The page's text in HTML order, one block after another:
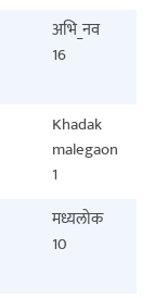
अभि_नव
16
Khadak
malegaon
1
मध्यलोक
10